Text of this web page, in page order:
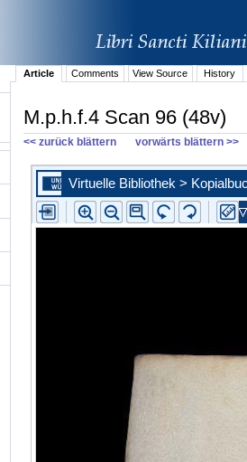
Article Comments View Source History
M.p.h.f.4 Scan 96 (48v)
<< zurück blättern vorwärts blättern >>